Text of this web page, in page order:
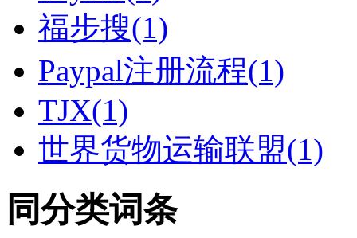
福步搜(1)
Paypal注册流程(1)
TJX(1)
世界货物运输联盟(1)
同分类词条